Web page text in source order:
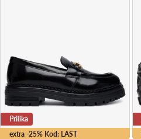
extra -25% Kod: LAST
Prilika